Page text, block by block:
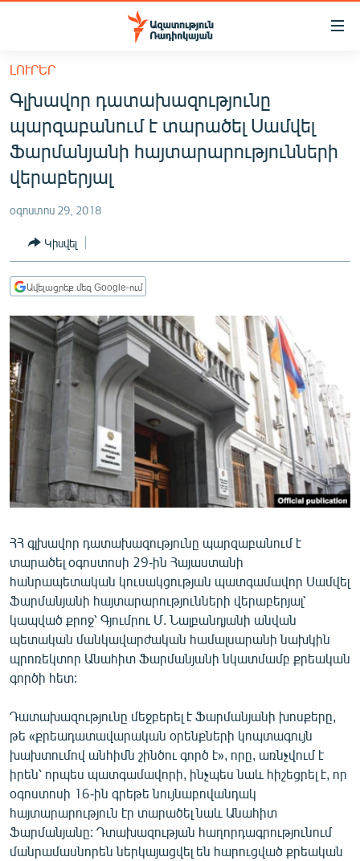
Մատչելիության
հիմնական
բովանդակությանը
հիմնական
մենյուին
Որոնում
ՀԱՅԱՍՏԱՆ
ՔԱՂԱՔԱԿԱՆ
ԸՆՏՐՈՒԹՅՈՒՆՆԵՐ 2026
ՏՆՏԵՍՈՒԹՅՈՒՆ
ՂԱՐԱԲԱՂ
ՊԱՏԵՐԱԶՄԻ 6 ՇԱԲԱԹՆԵՐԸ
ՏԱՐԱԾԱՇՐՋԱՆ
ՄԻՋԱԶԳԱՅԻՆ
ՄՇԱԿՈՒՅԹ
ՍՊՈՐՏ
ՄԵԿՆԱԲԱՆՈՒԹՅՈՒՆ
ՏՏ ԵՒ ԻՆՏԵՐՆԵՏ
ԱՐԽԻՎ
ՏԵՍԱՆՅՈՒԹԵՐ
ԲԱՆԱՎԵՃ
ՁԳՏԵԼՈՎ ԼԱՎԱԳՈՒՅՆԻՆ
ՓՈԴՔԱՍԹ
English
Русский
ԼՈՒՐԵՐ
Գլխավոր դատախազությունը
պարզաբանում է տարածել Սամվել
Ֆարմանյանի հայտարարությունների
վերաբերյալ
օգոստոս 29, 2018
Կիսվել
Ավելացրեք մեզ Google-ում
ՀՀ գլխավոր դատախազությունը պարզաբանում է
տարածել օգոստոսի 29-ին Հայաստանի
հանրապետական կուսակցության պատգամավոր Սամվել
Ֆարմանյանի հայտարարությունների վերաբերյալ՝
կապված քրոջ՝ Գյումրու Մ. Նալբանդյանի անվան
պետական մանկավարժական համալսարանի նախկին
պրոռեկտոր Անահիտ Ֆարմանյանի նկատմամբ քրեական
գործի հետ:
Դատախազությունը մեջբերել է Ֆարմանյանի խոսքերը,
թե «քրեադատավարական օրենքների կոպտագույն
խախտումով անհիմն շինծու գործ է», որը, առնչվում է
իրեն՝ որպես պատգամավորի, ինչպես նաև հիշեցրել է, որ
օգոստոսի 16-ին գրեթե նույնաբովանդակ
հայտարարություն էր տարածել նաև Անահիտ
Ֆարմանյանը: Դտախազության հաղորդագրությունում
մանրամասնորեն ներկայացվել են հարուցված քրեական